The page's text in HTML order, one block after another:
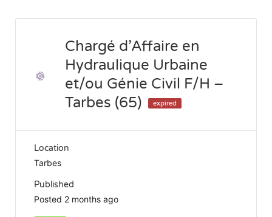
Chargé d’Affaire en
Hydraulique Urbaine
et/ou Génie Civil F/H –
Tarbes (65)
expired
Location
Tarbes
Published
Posted 2 months ago